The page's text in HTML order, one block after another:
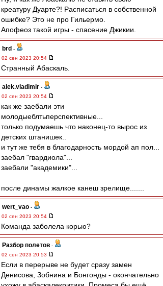
креатуру Дуарте?! Расписаться в собственной
ошибке? Это не про Гильермо.
Апофеоз такой игры - спасение Джикии.
brd -
02 сен 2023 20:54
Странный Абаскаль.
alek.vladimir -
02 сен 2023 20:54
как же заебали эти
молодыеблтьперспективные...
только подумаешь что наконец-то вырос из
детских штанишек..
и тут же тебя в благодарность мордой ап пол...
заебал "гвардиола"...
заебали "академики"...
после динамы жалкое канеш зрелище.......
wert_vao -
02 сен 2023 20:54
Команда заболела корью?
Разбор полетов -
02 сен 2023 20:53
Если в перерыве не будет сразу замен
Денисова, Зобнина и Бонгонды - окончательно